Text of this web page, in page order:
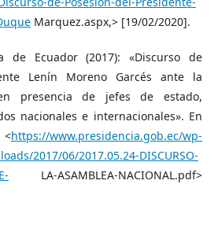
Marquez.aspx,> [19/02/2020].
de Ecuador (2017): «Discurso de
Lenín Moreno Garcés ante la
presencia de jefes de estado,
nacionales e internacionales». En
https://www.presidencia.gob.ec/wp-
2017/06/2017.05.24-DISCURSO-
LA-ASAMBLEA-NACIONAL.pdf>